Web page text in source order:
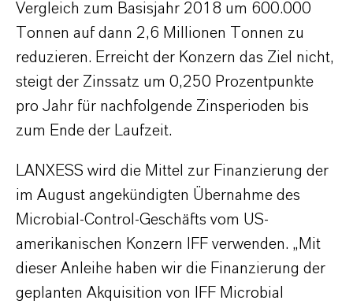
Vergleich zum Basisjahr 2018 um 600.000
Tonnen auf dann 2,6 Millionen Tonnen zu
reduzieren. Erreicht der Konzern das Ziel nicht,
steigt der Zinssatz um 0,250 Prozentpunkte
pro Jahr für nachfolgende Zinsperioden bis
zum Ende der Laufzeit.
LANXESS wird die Mittel zur Finanzierung der
im August angekündigten Übernahme des
Microbial-Control-Geschäfts vom US-
amerikanischen Konzern IFF verwenden. „Mit
dieser Anleihe haben wir die Finanzierung der
geplanten Akquisition von IFF Microbial